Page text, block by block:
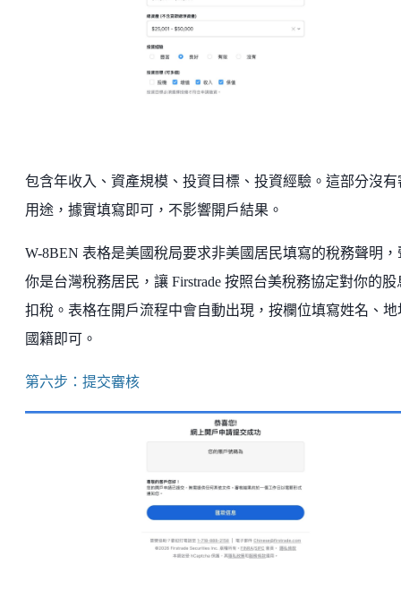
包含年收入、資產規模、投資目標、投資經驗。這部分沒有
用途，據實填寫即可，不影響開戶結果。
W-8BEN 表格是美國稅局要求非美國居民填寫的稅務聲明，
你是台灣稅務居民，讓 Firstrade 按照台美稅務協定對你的股
扣稅。表格在開戶流程中會自動出現，按欄位填寫姓名、地
國籍即可。
第六步：提交審核